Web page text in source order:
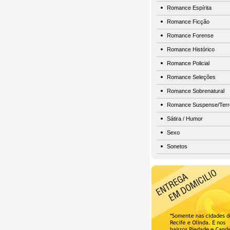
Romance Espírita
Romance Ficção
Romance Forense
Romance Histórico
Romance Policial
Romance Seleções
Romance Sobrenatural
Romance Suspense/
Sátira / Humor
Sexo
Sonetos